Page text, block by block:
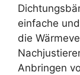
einfache
die
Anbringen